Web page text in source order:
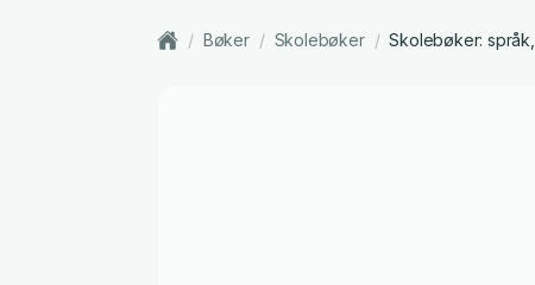
/ Bøker / Skolebøker / Skolebøker: